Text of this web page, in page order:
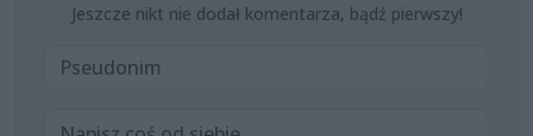
Jeszcze nikt nie dodał komentarza, bądź pierwszy!